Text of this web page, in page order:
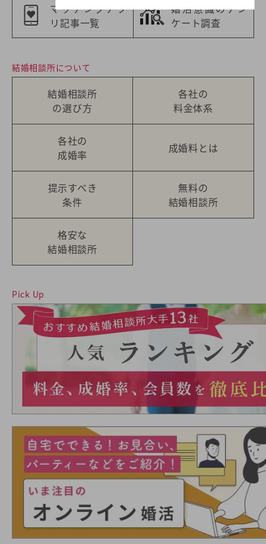
マッチングアプ
リ記事一覧
婚活意識のアン
ケート調査
結婚相談所について
結婚相談所
の選び方
各社の
料金体系
各社の
成婚率
成婚料とは
提示すべき
条件
無料の
結婚相談所
格安な
結婚相談所
Pick Up